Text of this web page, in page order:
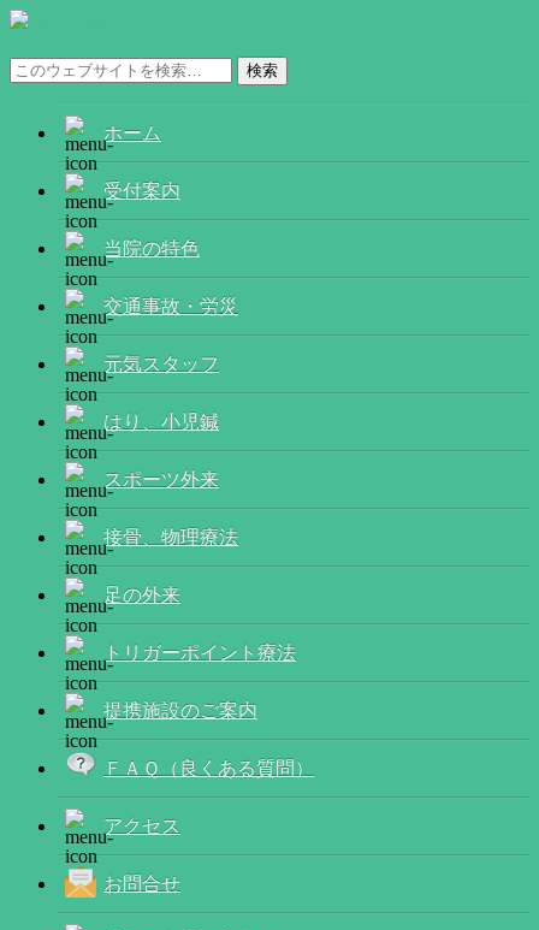
ホーム
受付案内
当院の特色
交通事故・労災
元気スタッフ
はり、小児鍼
スポーツ外来
接骨、物理療法
足の外来
トリガーポイント療法
提携施設のご案内
ＦＡＱ（良くある質問）
アクセス
お問合せ